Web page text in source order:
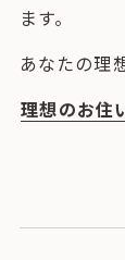
ます。
あなたの理
理想のお住